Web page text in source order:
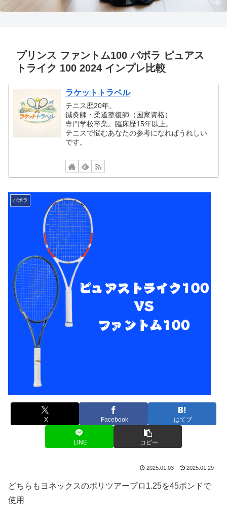
プリンス ファントム100 バボラ ピュアス
トライク 100 2024 インプレ比較
ラケットトラベル
テニス歴20年。
鍼灸師・柔道整復師（国家資格）
専門学校卒業。臨床歴15年以上。
テニスで悩むあなたの参考になればうれしい
です。
バボラ
X Facebook はてブ
LINE コピー
2025.01.03 2025.01.29
どちらもヨネックスのポリツアープロ1.25を45ポンドで
使用